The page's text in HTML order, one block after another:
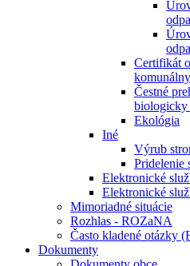
Certifikát
Čestné
biologicky
Ekológia
Iné
Výrub
Pridelenie
Elektronické
Elektronické
Mimoriadné situácie
Rozhlas - ROZaNA
Často kladené otázky
Dokumenty